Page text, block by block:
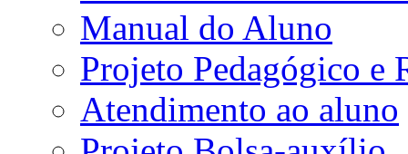
Manual do Aluno
Projeto Pedagógico e
Atendimento ao aluno